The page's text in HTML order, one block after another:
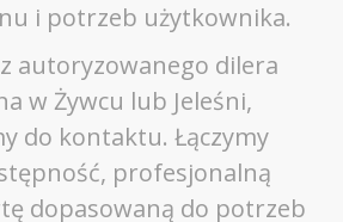
i potrzeb użytkownika.
autoryzowanego dilera
w Żywcu lub Jeleśni,
do kontaktu. Łączymy
profesjonalną
dopasowaną do potrzeb